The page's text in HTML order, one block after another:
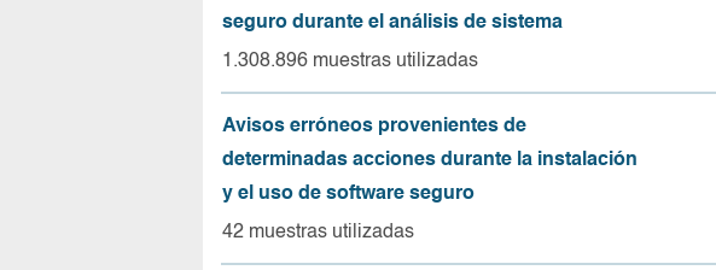
seguro durante el análisis de sistema
1.308.896 muestras utilizadas
Avisos erróneos provenientes de
determinadas acciones durante la instalación
y el uso de software seguro
42 muestras utilizadas